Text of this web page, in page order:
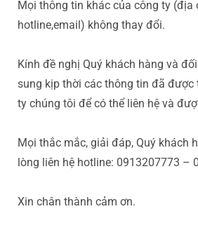
Mọi thông tin khác của công ty (địa
hotline,email) không thay đổi.
Kính đề nghị Quý khách hàng và
sung kịp thời các thông tin đã được
ty chúng tôi để có thể liên hệ và
Mọi thắc mắc, giải đáp, Quý khách
lòng liên hệ hotline: 0913207773 –
Xin chân thành cảm ơn.